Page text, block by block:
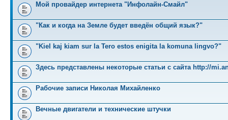
Мой провайдер интернета "Инфолайн-Смайл"
"Как и когда на Земле будет введён общий язык?"
"Kiel kaj kiam sur la Tero estos enigita la komuna lingvo?"
Здесь представлены некоторые статьи с сайта http://
Рабочие записи Николая Михайленко
Вечные двигатели и технические штучки